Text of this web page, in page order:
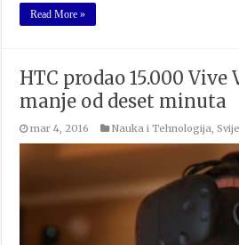
Read More »
HTC prodao 15.000 Vive
manje od deset minuta
mar 4, 2016 Nauka i Tehnologija ,